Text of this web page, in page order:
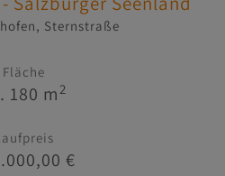
, Sternstraße
Fläche
180 m 2
€